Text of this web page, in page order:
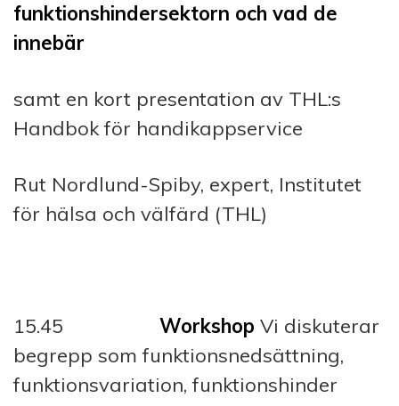
funktionshindersektorn och vad de
innebär
samt en kort presentation av THL:s
Handbok för handikappservice
Rut Nordlund-Spiby, expert, Institutet
för hälsa och välfärd (THL)
15.45 Workshop Vi diskuterar
begrepp som funktionsnedsättning,
funktionsvariation, funktionshinder